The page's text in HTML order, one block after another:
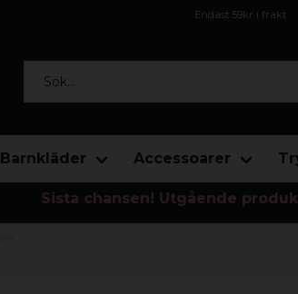
Endast 59kr i frakt
Barnkläder Accessoarer
Sista chansen! Utgående